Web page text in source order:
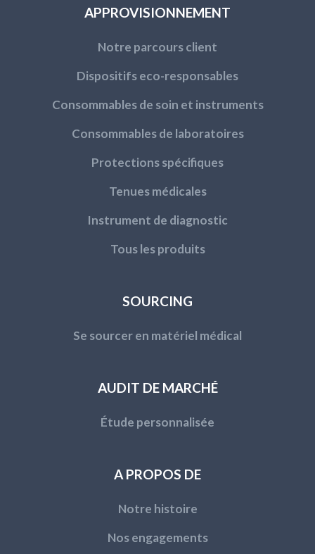
APPROVISIONNEMENT
Notre parcours client
Dispositifs eco-responsables
Consommables de soin et instruments
Consommables de laboratoires
Protections spécifiques
Tenues médicales
Instrument de diagnostic
Tous les produits
SOURCING
Se sourcer en matériel médical
AUDIT DE MARCHÉ
Étude personnalisée
A PROPOS DE
Notre histoire
Nos engagements